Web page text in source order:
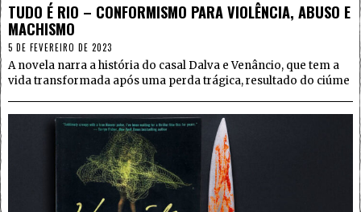
TUDO É RIO – CONFORMISMO PARA VIOLÊNCIA, ABUSO E
MACHISMO
5 DE FEVEREIRO DE 2023
A novela narra a história do casal Dalva e Venâncio, que tem a
vida transformada após uma perda trágica, resultado do ciúme